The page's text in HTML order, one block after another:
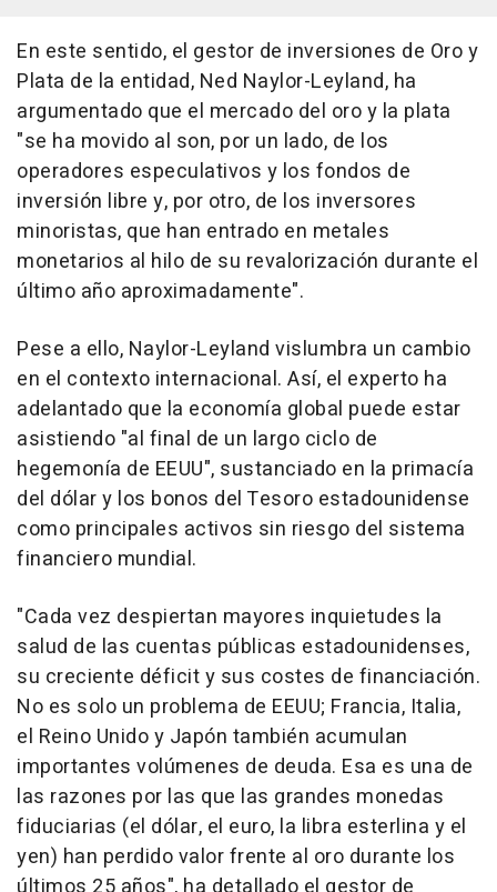
En este sentido, el gestor de inversiones de Oro y
Plata de la entidad, Ned Naylor-Leyland, ha
argumentado que el mercado del oro y la plata
"se ha movido al son, por un lado, de los
operadores especulativos y los fondos de
inversión libre y, por otro, de los inversores
minoristas, que han entrado en metales
monetarios al hilo de su revalorización durante el
último año aproximadamente".
Pese a ello, Naylor-Leyland vislumbra un cambio
en el contexto internacional. Así, el experto ha
adelantado que la economía global puede estar
asistiendo "al final de un largo ciclo de
hegemonía de EEUU", sustanciado en la primacía
del dólar y los bonos del Tesoro estadounidense
como principales activos sin riesgo del sistema
financiero mundial.
"Cada vez despiertan mayores inquietudes la
salud de las cuentas públicas estadounidenses,
su creciente déficit y sus costes de financiación.
No es solo un problema de EEUU; Francia, Italia,
el Reino Unido y Japón también acumulan
importantes volúmenes de deuda. Esa es una de
las razones por las que las grandes monedas
fiduciarias (el dólar, el euro, la libra esterlina y el
yen) han perdido valor frente al oro durante los